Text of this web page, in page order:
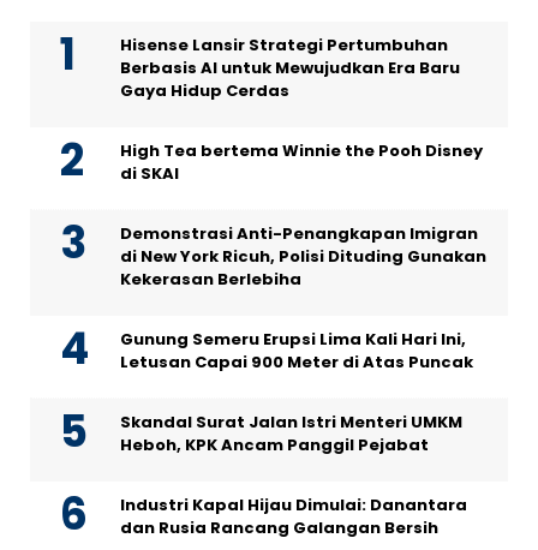
Hisense Lansir Strategi Pertumbuhan
Berbasis AI untuk Mewujudkan Era Baru
Gaya Hidup Cerdas
High Tea bertema Winnie the Pooh Disney
di SKAI
Demonstrasi Anti-Penangkapan Imigran
di New York Ricuh, Polisi Dituding Gunakan
Kekerasan Berlebiha
Gunung Semeru Erupsi Lima Kali Hari Ini,
Letusan Capai 900 Meter di Atas Puncak
Skandal Surat Jalan Istri Menteri UMKM
Heboh, KPK Ancam Panggil Pejabat
Industri Kapal Hijau Dimulai: Danantara
dan Rusia Rancang Galangan Bersih